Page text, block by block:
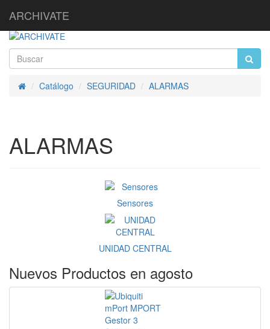
ARCHIVATE
InicioCatálogo SEGURIDAD ALARMAS
ALARMAS
Sensores
UNIDAD CENTRAL
Nuevos Productos en agosto